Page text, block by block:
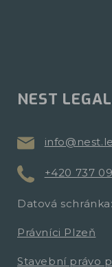
NEST
+420 737
Datová
Právníci Plzeň
Stavební právo